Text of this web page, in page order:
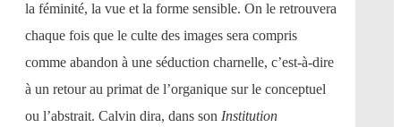
la féminité, la vue et la forme sensible. On le retrouvera
chaque fois que le culte des images sera compris
comme abandon à une séduction charnelle, c’est-à-dire
à un retour au primat de l’organique sur le conceptuel
ou l’abstrait. Calvin dira, dans son Institution